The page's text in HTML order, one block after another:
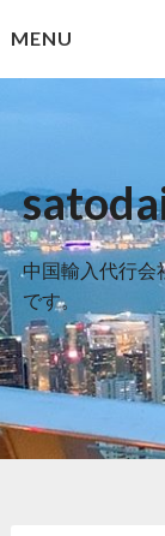
toMENU
中国輸入代行会
です。